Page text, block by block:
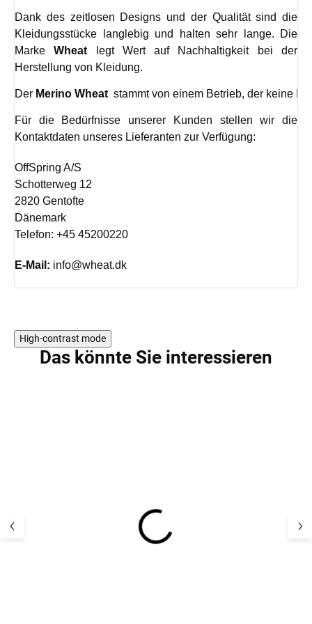
Dank des zeitlosen Designs und der Qualität sind die
Kleidungsstücke langlebig und halten sehr lange. Die
MarkeWheat legt Wert auf Nachhaltigkeit bei der
Herstellung von Kleidung.
Der Merino Wheat stammt von einem Betrieb, der keine
Für die Bedürfnisse unserer Kunden stellen wir die
Kontaktdaten unseres Lieferanten zur Verfügung:
OffSpring A/S
Schotterweg 12
2820 Gentofte
Dänemark
Telefon: +45 45200220
E-Mail: info@wheat.dk
High-contrast mode
Das könnte Sie interessieren